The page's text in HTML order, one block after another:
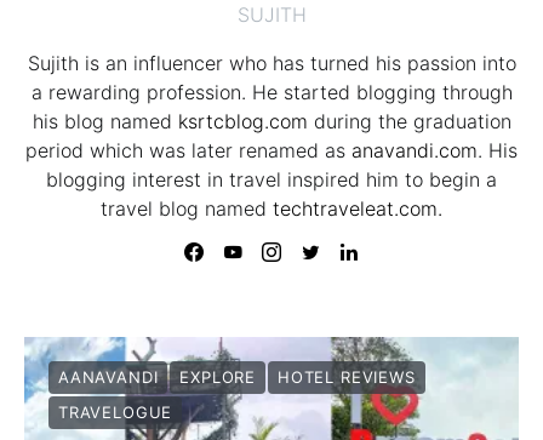
SUJITH
Sujith is an influencer who has turned his passion into
a rewarding profession. He started blogging through
his blog named ksrtcblog.com during the graduation
period which was later renamed as anavandi.com. His
blogging interest in travel inspired him to begin a
travel blog named techtraveleat.com.
AANAVANDI EXPLORE
HOTEL REVIEWS
TRAVELOGUE